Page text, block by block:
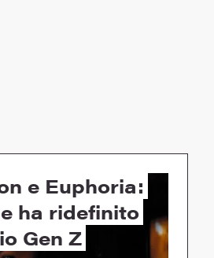
e Euphoria:
ha ridefinito
Gen Z